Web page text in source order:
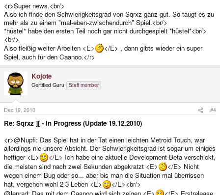
<r>Super news.<br/>
Also ich finde den Schwierigkeitsgrad von Sqrxz ganz gut. So taugt es zu
mehr als zu einem "mal-eben-zwischendurch" Spiel.<br/>
*hüstel* habe den ersten Teil noch gar nicht durchgespielt *hüstel*<br/>
<br/>
Also fleißig weiter Arbeiten <E>
</E> , dann gibts wieder ein super
Spiel, auch für den Caanoo.</r>
Kojote
Certified Guru Staff member
Dec 19, 2010 #4
Re: Sqrxz ][ - In Progress (Update 19.12.2010)
<r>@Nupfi: Das Spiel hat in der Tat einen leichten Metroid Touch, war
allerdings nie unsere Absicht. Der Schwierigkeitsgrad ist sogar um einiges
heftiger <E>
</E> Ich habe eine aktuelle Development-Beta verschickt,
die meisten sind nach zwei Sekunden abgekratzt <E>
</E> Nicht
wegen einem Bug oder so... aber bis man die Situation mal überrissen
hat, vergehen wohl 2-3 Leben <E>
</E><br/>